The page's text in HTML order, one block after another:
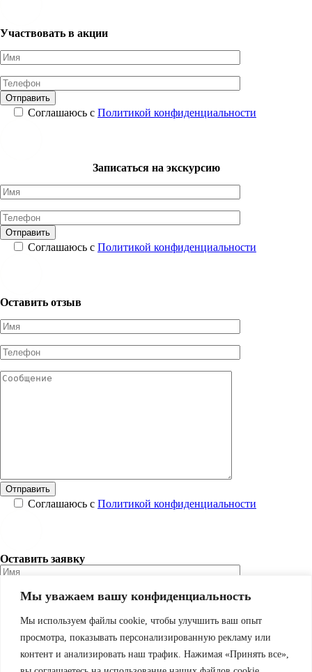
Мы уважаем вашу конфиденциальность
Мы используем файлы cookie, чтобы улучшить ваш опыт
просмотра, показывать персонализированную рекламу или
контент и анализировать наш трафик. Нажимая «Принять все»,
Участвовать в акции
Соглашаюсь с Политикой конфиденциальности
Записаться на экскурсию
Соглашаюсь с Политикой конфиденциальности
Оставить отзыв
Соглашаюсь с Политикой конфиденциальности
Оставить заявку
Соглашаюсь с Политикой конфиденциальности